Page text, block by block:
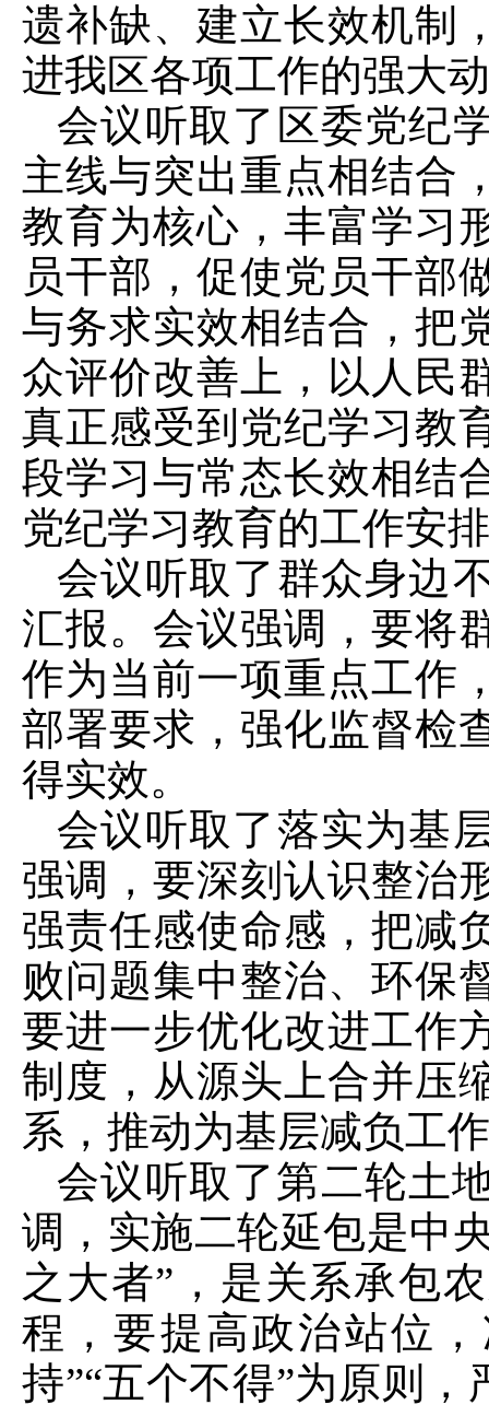
遗补缺、建立长效机制
进我区各项工作的强大
会议听取了区委党纪
主线与突出重点相结合
教育为核心，丰富学习
员干部，促使党员干部
与务求实效相结合，把
众评价改善上，以人民
真正感受到党纪学习教
段学习与常态长效相结
党纪学习教育的工作安
会议听取了群众身边
汇报。会议强调，要将
作为当前一项重点工作
部署要求，强化监督检
得实效。
会议听取了落实为基
强调，要深刻认识整治
强责任感使命感，把减
败问题集中整治、环保
要进一步优化改进工作
制度，从源头上合并压
系，推动为基层减负工
会议听取了第二轮土
调，实施二轮延包是中
之大者”，是关系承包
程，要提高政治站位
持”“五个不得”为原则